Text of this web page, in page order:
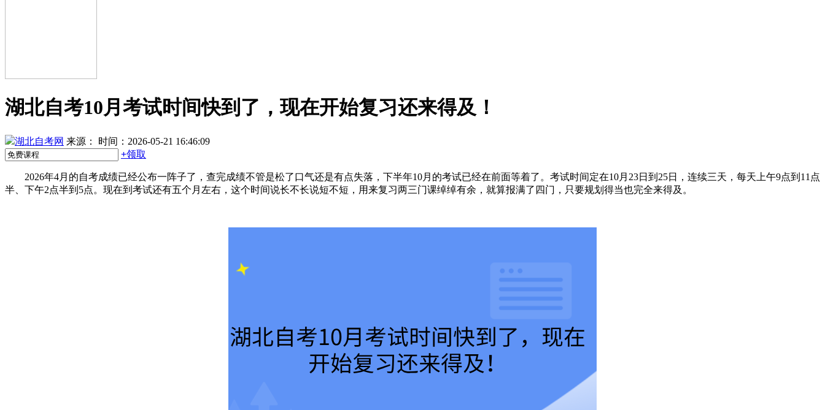
湖北自考10月考试时间快到了，现在开始复习还来得及！
湖北自考网 来源：
时间：2026-05-21 16:46:09
+领取
2026年4月的自考成绩已经公布一阵子了，查完成绩不管是松了口气还是有点失落，下半年10月的考试已经在前面等着了。考试时间定在10月23日到25日，连续三天，每天上午9点到11点
半、下午2点半到5点。现在到考试还有五个月左右，这个时间说长不长说短不短，用来复习两三门课绰绰有余，就算报满了四门，只要规划得当也完全来得及。